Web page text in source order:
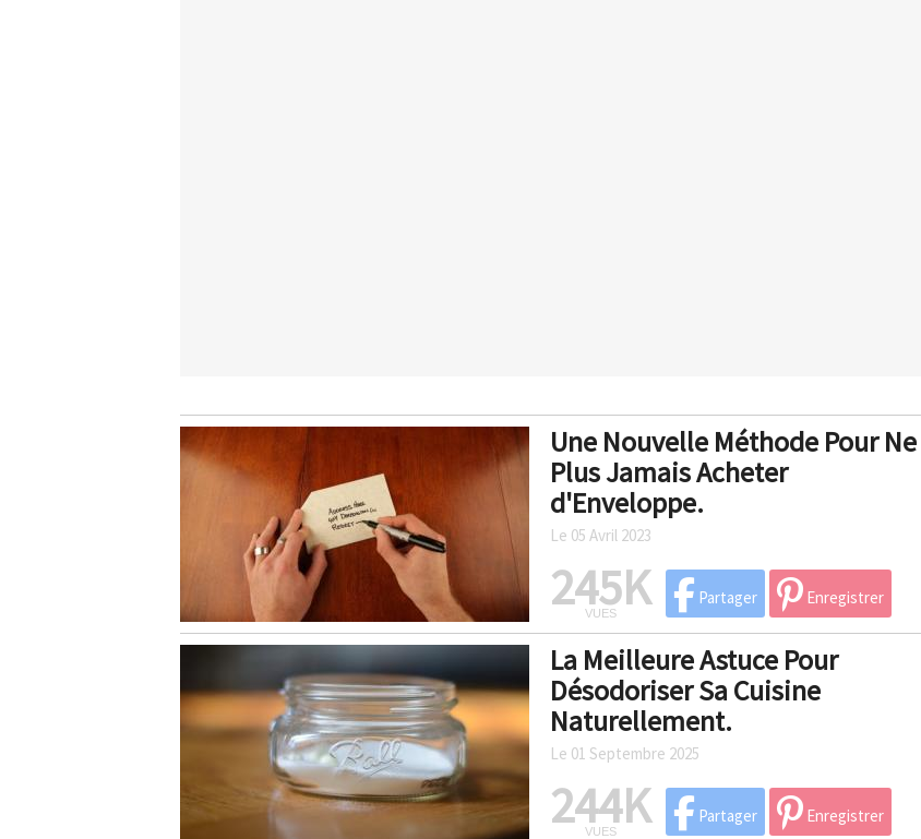
Une Nouvelle Méthode Pour Ne
Plus Jamais Acheter
d'Enveloppe.
Le 05 Avril 2023
245K
VUES
Partager Enregistrer
La Meilleure Astuce Pour
Désodoriser Sa Cuisine
Naturellement.
Le 01 Septembre 2025
244K
VUES
Partager Enregistrer